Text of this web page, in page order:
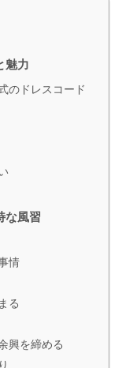
魅力
のドレスコード
な風習
情
る
興を締める